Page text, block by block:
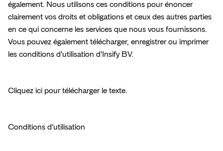
également. Nous utilisons ces conditions pour énoncer
clairement vos droits et obligations et ceux des autres parties
en ce qui concerne les services que nous vous fournissons.
Vous pouvez également télécharger, enregistrer ou imprimer
les conditions d'utilisation d'Insify BV.
Cliquez ici pour télécharger le texte.
Conditions d'utilisation